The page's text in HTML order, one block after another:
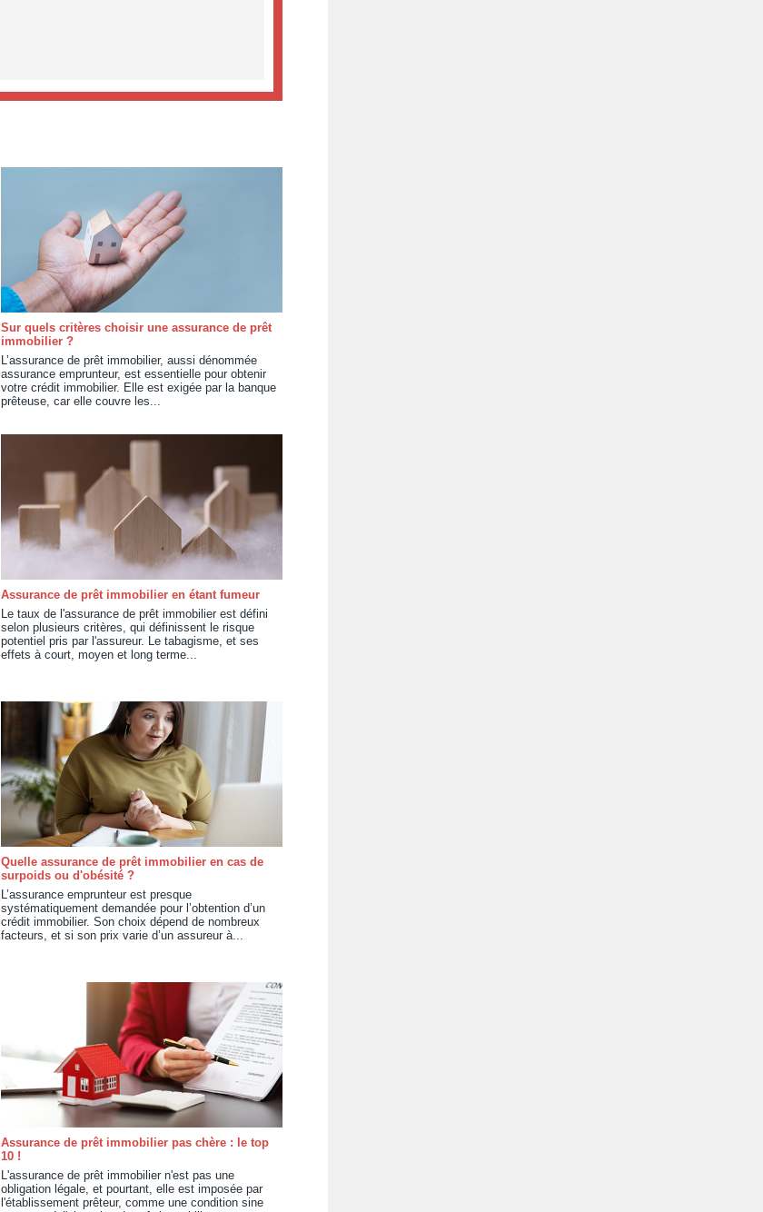
Sur quels critères choisir une assurance de prêt
immobilier ?
L’assurance de prêt immobilier, aussi dénommée
assurance emprunteur, est essentielle pour obtenir
votre crédit immobilier. Elle est exigée par la banque
prêteuse, car elle couvre les...
Assurance de prêt immobilier en étant fumeur
Le taux de l'assurance de prêt immobilier est défini
selon plusieurs critères, qui définissent le risque
potentiel pris par l'assureur. Le tabagisme, et ses
effets à court, moyen et long terme...
Quelle assurance de prêt immobilier en cas de
surpoids ou d'obésité ?
L’assurance emprunteur est presque
systématiquement demandée pour l’obtention d’un
crédit immobilier. Son choix dépend de nombreux
facteurs, et si son prix varie d’un assureur à...
Assurance de prêt immobilier pas chère : le top
10 !
L'assurance de prêt immobilier n'est pas une
obligation légale, et pourtant, elle est imposée par
l'établissement prêteur, comme une condition sine